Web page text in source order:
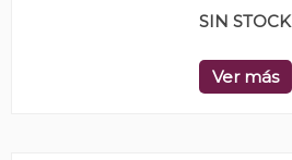
SIN STOCK
Ver más